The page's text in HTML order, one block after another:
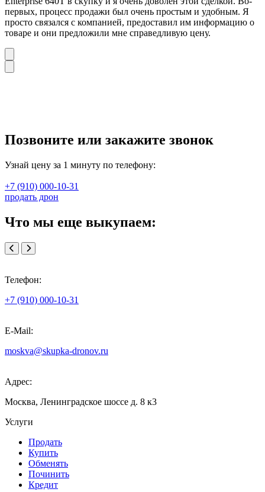
первых, процесс продажи был очень простым и удобным. Я
просто связался с компанией, предоставил им информацию о
товаре и они предложили мне справедливую цену.
Позвоните или закажите звонок
Узнай цену за 1 минуту по телефону:
+7 (910) 000-10-31
продать дрон
Что мы еще выкупаем:
Телефон:
+7 (910) 000-10-31
E-Mail:
moskva@skupka-dronov.ru
Адрес:
Москва, Ленинградское шоссе д. 8 к3
Услуги
Продать
Купить
Обменять
Починить
Кредит